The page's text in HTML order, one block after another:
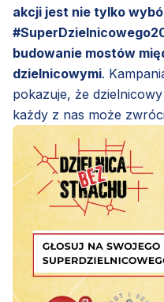
akcji jest nie tylko
budowanie mostów
dzielnicowymi.
pokazuje, że
każdy z nas może